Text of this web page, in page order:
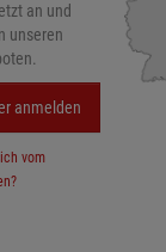
an und
unseren
anmelden
vom